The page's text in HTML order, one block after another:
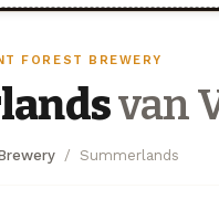
FOREST BREWERY
van
Summerlands